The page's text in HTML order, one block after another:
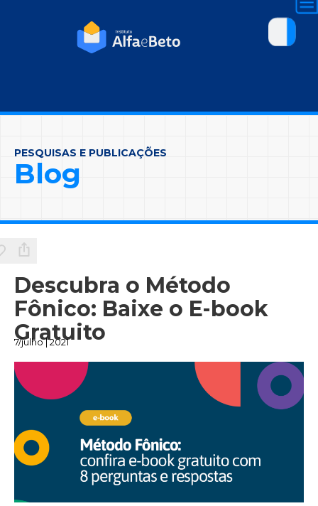
PESQUISAS E PUBLICAÇÕES
Blog
Descubra o Método
Fônico: Baixe o E-book
Gratuito
7/julho | 2021